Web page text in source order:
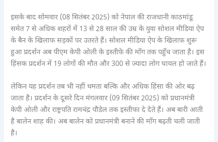
इसके बाद सोमवार (08 सितंबर 2025) को नेपाल की राजधानी काठमांडू
समेत 7 से अधिक शहरों में 13 से 28 साल की उम्र के युवा सोशल मीडिया ऐप
के बैन के खिलाफ सड़कों पर उतरते हैं। सोशल मीडिया ऐप के खिलाफ शुरू
हुआ प्रदर्शन अब पीएम केपी ओली के इस्तीफे की माँग तक पहुँच जाता है। इस
हिंसक प्रदर्शन में 19 लोगों की मौत और 300 से ज्यादा लोग घायल हो जाते हैं।
लेकिन यह प्रदर्शन तब भी नहीं थमता बल्कि और अधिक हिंसा की ओर बढ़
जाता है। प्रदर्शन के दूसरे दिन मंगलवार (09 सितंबर 2025) को प्रधानमंत्री
केपी ओली और राष्ट्रपति रामचंद्र पौडेल तक इस्तीफा दे देते हैं। अब बारी आती
है बालेन शाह की। अब बालेन को प्रधानमंत्री बनाने की माँग बढ़ती चली जाती
है।